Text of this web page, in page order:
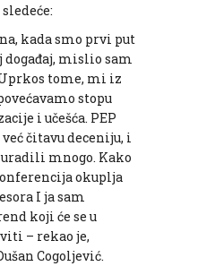
kada smo prvi put
mislio sam
tome, mi iz
stopu
i učešća. PEP
čitavu deceniju, i
mnogo. Kako
okuplja
I ja sam
koji će se u
– rekao je,
Cogoljević.